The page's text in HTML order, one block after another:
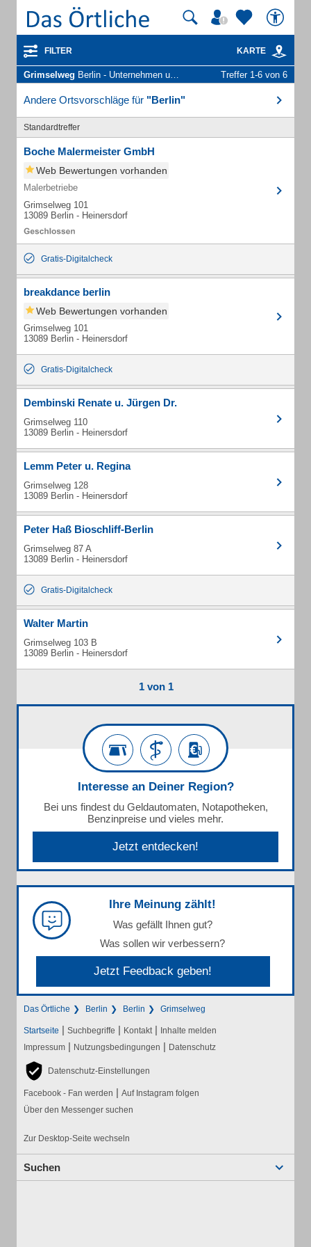
FILTER KARTE
Grimselweg Berlin - Unternehmen und Personen Treffer 1-6 von 6
Andere Ortsvorschläge für "Berlin"
Standardtreffer
Boche Malermeister GmbH
Web Bewertungen vorhanden
Malerbetriebe
Grimselweg 101
13089 Berlin - Heinersdorf
Gratis-Digitalcheck
breakdance berlin
Web Bewertungen vorhanden
Grimselweg 101
13089 Berlin - Heinersdorf
Gratis-Digitalcheck
Dembinski Renate u. Jürgen Dr.
Grimselweg 110
13089 Berlin - Heinersdorf
Lemm Peter u. Regina
Grimselweg 128
13089 Berlin - Heinersdorf
Peter Haß Bioschliff-Berlin
Grimselweg 87 A
13089 Berlin - Heinersdorf
Gratis-Digitalcheck
Walter Martin
Grimselweg 103 B
13089 Berlin - Heinersdorf
1 von 1
Interesse an Deiner Region?
Bei uns findest du Geldautomaten, Notapotheken,
Benzinpreise und vieles mehr.
Jetzt entdecken!
Ihre Meinung zählt!
Was gefällt Ihnen gut?
Was sollen wir verbessern?
Jetzt Feedback geben!
Das Örtliche Berlin Berlin Grimselweg
Startseite | Suchbegriffe | Kontakt | Inhalte melden
Impressum | Nutzungsbedingungen | Datenschutz
Datenschutz-Einstellungen
Facebook - Fan werden | Auf Instagram folgen
Über den Messenger suchen
Zur Desktop-Seite wechseln
Suchen